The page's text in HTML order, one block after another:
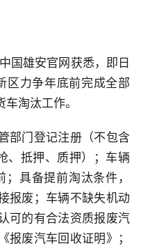
国雄安官网获悉，即日
区力争年底前完成全部
淘汰工作。
部门登记注册（不包含
、抵押、质押）；车辆
具备提前淘汰条件，
报废；车辆不缺失机动
可的有合法资质报废汽
报废汽车回收证明》；